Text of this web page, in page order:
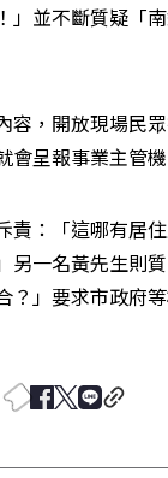
」並不斷質疑「
容，開放現場民
會呈報事業主管
責：「這哪有居
另一名黃先生則
？」要求市政府